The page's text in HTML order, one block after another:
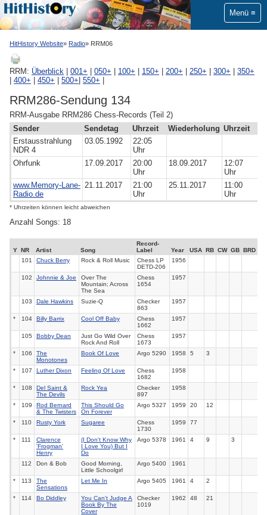
Menü
HitHistory Website Radio RRM06
RRM: Überblick 001+ 050+ 100+ 150+ 200+ 250+ 300+
350+
400+ 450+ 500+ 550+
RRM286-Sendung 134
RRM-Ausgabe RRM286 Chess-Records (Teil 2)
Sender
Sendetag Uhrzeit Wiederholung Uhrzeit
Erstausstrahlung
NDR 4
03.05.1992
22:05
Uhr
Ohrfunk
17.09.2017
20:00
Uhr
18.09.2017
12:07
Uhr
www.Memory-Lane-
Radio.de
21.11.2017
21:00
Uhr
25.11.2017
11:00
Uhr
* Uhrzeiten können leicht abweichen
Anzahl Songs: 18
Y NR Artist Song
Record-
Label
Year USA RB CW GB BRD
101
Chuck Berry Rock & Roll Music
Chess LP
DETD-206
1956
102 Johnnie & Joe
Over The
Mountain; Across
The Sea
Chess
1654
1957
103 Dale Hawkins Suzie-Q
Checker
863
1957
* 104 Billy Barrix Cool Off Baby
Chess
1662
1957
105 Bobby Dean
Just Go Wild Over
Rock And Roll
Chess
1673
1957
* 106
The
Monotones
Book Of Love Argo 5290 1958 5 3
* 107 Luther Dixon Feeling Of Love
Chess
1682
1958
* 108
Del Saint &
The Devils
Rock Yea
Checker
897
1958
* 109
Rod Bernard
& The Twisters
This Should Go
On Forever
Argo 5327 1959 20 12
* 110 Rusty York Sugaree
Chess
1730
1959 77
* 111
Clarence
'Frogman'
Henry
(I Don't Know Why
I Love You) But I
Do
Argo 5378 1961 4 9 3
112 Don & Bob
Good Morning,
Little Schoolgirl
Argo 5400 1961
* 113
The
Sensations
Let Me In Argo 5405 1961 4 2
* 114 Bo Diddley
You Can't Judge A
Book By The
Cover
Checker
1019
1962 48 21